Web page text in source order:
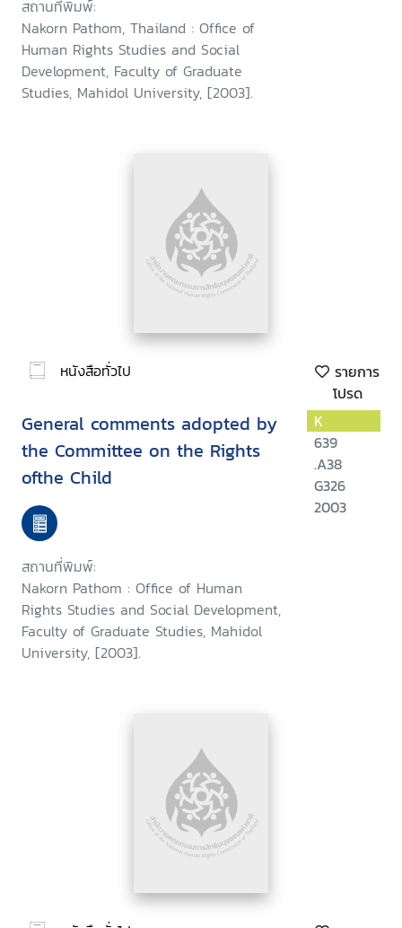
สถานที่พิมพ์:
Nakorn Pathom, Thailand : Office of
Human Rights Studies and Social
Development, Faculty of Graduate
Studies, Mahidol University, [2003].
หนังสือทั่วไป
รายการ
โปรด
General comments adopted by
the Committee on the Rights
ofthe Child
สถานที่พิมพ์:
Nakorn Pathom : Office of Human
Rights Studies and Social Development,
Faculty of Graduate Studies, Mahidol
University, [2003].
K
639
.A38
G326
2003